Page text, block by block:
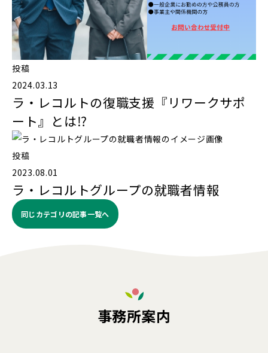
投稿
2024.03.13
ラ・レコルトの復職支援『リワークサポ
ート』とは⁉️
投稿
2023.08.01
ラ・レコルトグループの就職者情報
同じカテゴリの記事⼀覧へ
事務所案内